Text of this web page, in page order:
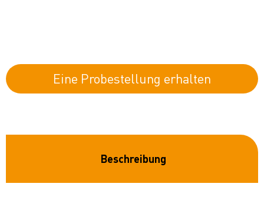
Eine Probestellung erhalten
Beschreibung